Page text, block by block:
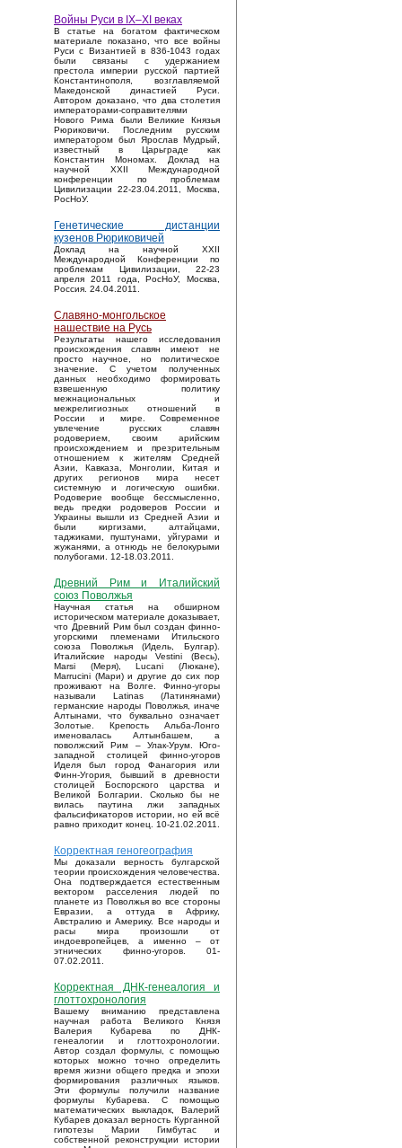
Войны Руси в IX–XI веках
В статье на богатом фактическом
материале показано, что все войны
Руси с Византией в 836-1043 годах
были связаны с удержанием
престола империи русской партией
Константинополя, возглавляемой
Македонской династией Руси.
Автором доказано, что два столетия
императорами-соправителями
Нового Рима были Великие Князья
Рюриковичи. Последним русским
императором был Ярослав Мудрый,
известный в Царьграде как
Константин Мономах. Доклад на
научной XXII Международной
конференции по проблемам
Цивилизации 22-23.04.2011, Москва,
РосНоУ.
Генетические дистанции
кузенов Рюриковичей
Доклад на научной XXII
Международной Конференции по
проблемам Цивилизации, 22-23
апреля 2011 года, РосНоУ, Москва,
Россия. 24.04.2011.
Славяно-монгольское
нашествие на Русь
Результаты нашего исследования
происхождения славян имеют не
просто научное, но политическое
значение. С учетом полученных
данных необходимо формировать
взвешенную политику
межнациональных и
межрелигиозных отношений в
России и мире. Современное
увлечение русских славян
родоверием, своим арийским
происхождением и презрительным
отношением к жителям Средней
Азии, Кавказа, Монголии, Китая и
других регионов мира несет
системную и логическую ошибки.
Родоверие вообще бессмысленно,
ведь предки родоверов России и
Украины вышли из Средней Азии и
были киргизами, алтайцами,
таджиками, пуштунами, уйгурами и
жужанями, а отнюдь не белокурыми
полубогами. 12-18.03.2011.
Древний Рим и Италийский
союз Поволжья
Научная статья на обширном
историческом материале доказывает,
что Древний Рим был создан финно-
угорскими племенами Итильского
союза Поволжья (Идель, Булгар).
Италийские народы Vestini (Весь),
Marsi (Меря), Lucani (Люкане),
Marrucini (Мари) и другие до сих пор
проживают на Волге. Финно-угоры
называли Latinas (Латинянами)
германские народы Поволжья, иначе
Алтынами, что буквально означает
Золотые. Крепость Альба-Лонго
именовалась Алтынбашем, а
поволжский Рим – Улак-Урум. Юго-
западной столицей финно-угоров
Иделя был город Фанагория или
Финн-Угория, бывший в древности
столицей Боспорского царства и
Великой Болгарии. Сколько бы не
вилась паутина лжи западных
фальсификаторов истории, но ей всё
равно приходит конец. 10-21.02.2011.
Корректная геногеография
Мы доказали верность булгарской
теории происхождения человечества.
Она подтверждается естественным
вектором расселения людей по
планете из Поволжья во все стороны
Евразии, а оттуда в Африку,
Австралию и Америку. Все народы и
расы мира произошли от
индоевропейцев, а именно – от
этнических финно-угоров. 01-
07.02.2011.
Корректная ДНК-генеалогия и
глоттохронология
Вашему вниманию представлена
научная работа Великого Князя
Валерия Кубарева по ДНК-
генеалогии и глоттохронологии.
Автор создал формулы, с помощью
которых можно точно определить
время жизни общего предка и эпохи
формирования различных языков.
Эти формулы получили название
формулы Кубарева. С помощью
математических выкладок, Валерий
Кубарев доказал верность Курганной
гипотезы Марии Гимбутас и
собственной реконструкции истории